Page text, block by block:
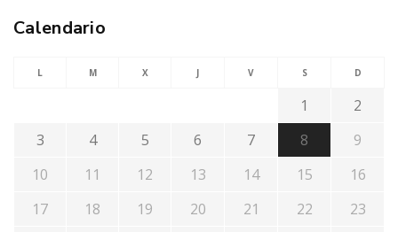
Calendario
L M X J V S D
1
2
3
4 5 6 7 8
9
10
11 12 13 14 15
16
17
18 19 20 21 22
23